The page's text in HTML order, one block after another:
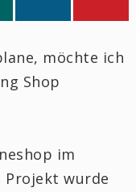
möchte ich
Shop
im
Projekt wurde